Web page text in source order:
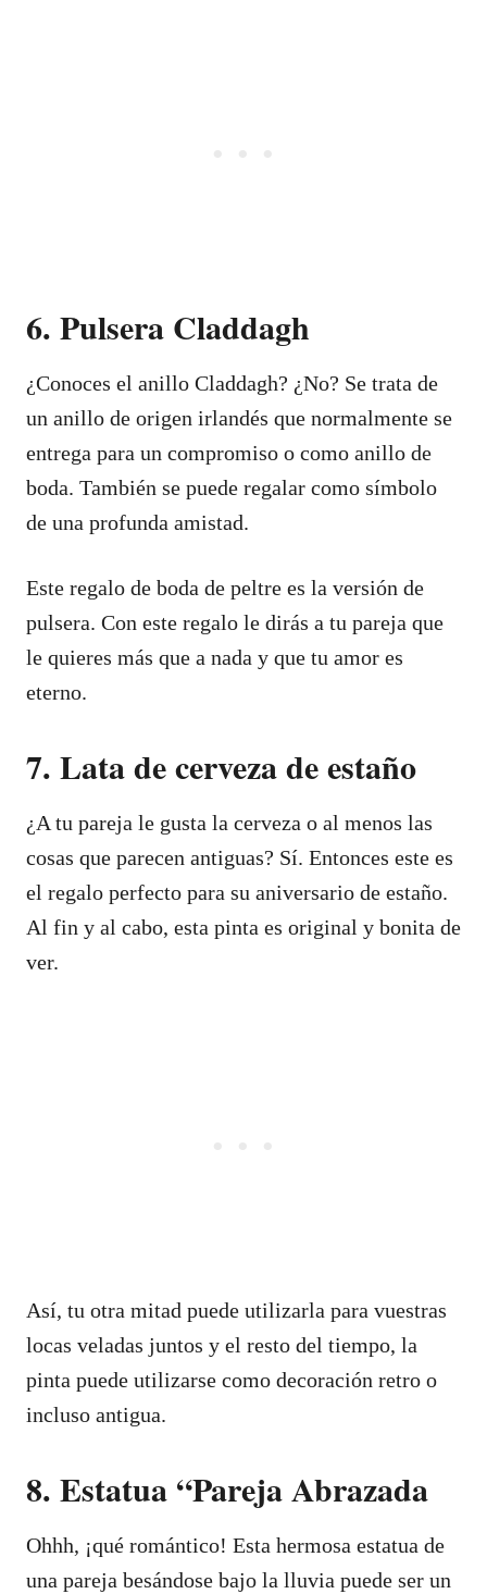
6. Pulsera Claddagh
¿Conoces el anillo Claddagh? ¿No? Se trata de
un anillo de origen irlandés que normalmente se
entrega para un compromiso o como anillo de
boda. También se puede regalar como símbolo
de una profunda amistad.
Este regalo de boda de peltre es la versión de
pulsera. Con este regalo le dirás a tu pareja que
le quieres más que a nada y que tu amor es
eterno.
7. Lata de cerveza de estaño
¿A tu pareja le gusta la cerveza o al menos las
cosas que parecen antiguas? Sí. Entonces este es
el regalo perfecto para su aniversario de estaño.
Al fin y al cabo, esta pinta es original y bonita de
ver.
Así, tu otra mitad puede utilizarla para vuestras
locas veladas juntos y el resto del tiempo, la
pinta puede utilizarse como decoración retro o
incluso antigua.
8. Estatua “Pareja Abrazada
Ohhh, ¡qué romántico! Esta hermosa estatua de
una pareja besándose bajo la lluvia puede ser un